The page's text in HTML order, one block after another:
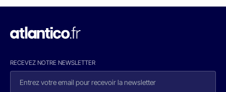
RECEVEZ NOTRE NEWSLETTER